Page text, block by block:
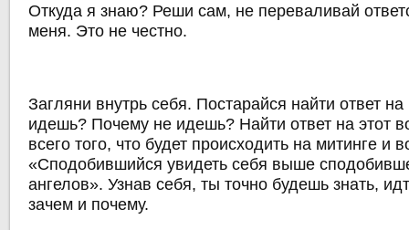
Откуда я знаю? Реши сам, не переваливай
меня. Это не честно.
Загляни внутрь себя. Постарайся найти ответ
идешь? Почему не идешь? Найти ответ на этот
всего того, что будет происходить на митинге и
«Сподобившийся увидеть себя выше
ангелов». Узнав себя, ты точно будешь знать,
зачем и почему.